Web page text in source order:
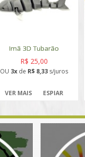
Imã 3D Tubarão
R$ 25,00
OU 3x de R$ 8,33 s/juros
VER MAIS ESPIAR